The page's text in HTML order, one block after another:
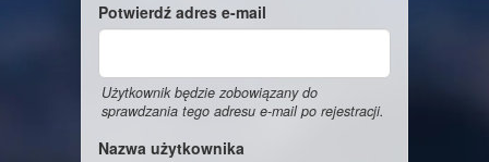
Potwierdź adres e-mail
Użytkownik będzie zobowiązany do
sprawdzania tego adresu e-mail po rejestracji.
Nazwa użytkownika